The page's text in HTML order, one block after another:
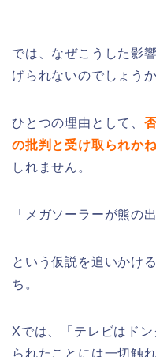
では、なぜこうした影
げられないのでしょう
ひとつの理由として、
の批判と受け取られか
しれません。
「メガソーラーが熊の
という仮説を追いかけ
ち。
Xでは、「テレビはド
られたことには一切触